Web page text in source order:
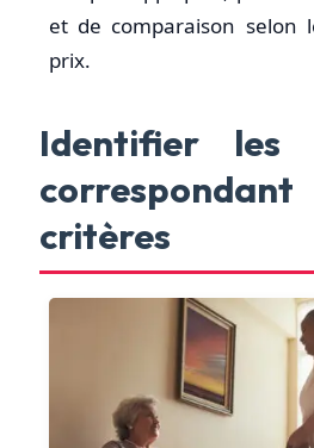
et de comparaison selon
prix.
Identifier les
critères